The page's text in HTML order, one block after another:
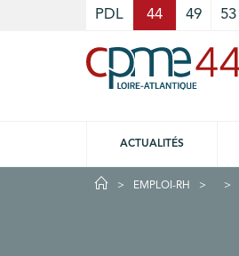
PDL 44 49 53
ACTUALITÉS
EMPLOI-RH
Cookies management panel